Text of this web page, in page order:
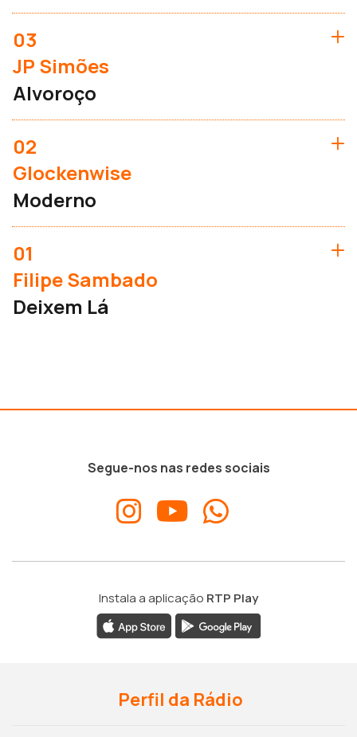
03
JP Simões
Alvoroço
02
Glockenwise
Moderno
01
Filipe Sambado
Deixem Lá
Segue-nos nas redes sociais
Instala a aplicação RTP Play
Perfil da Rádio